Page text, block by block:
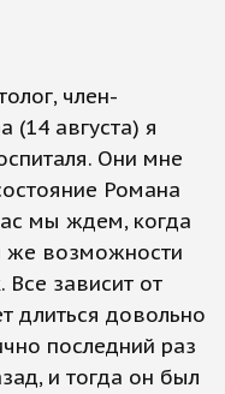
член-
августа) я
Они мне
Романа
мы ждем, когда
же возможности
Все зависит от
длиться довольно
последний раз
и тогда он был